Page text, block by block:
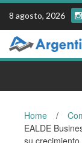
Skip
content
8 agosto, 2026
Home /
EALDE
su crecimiento